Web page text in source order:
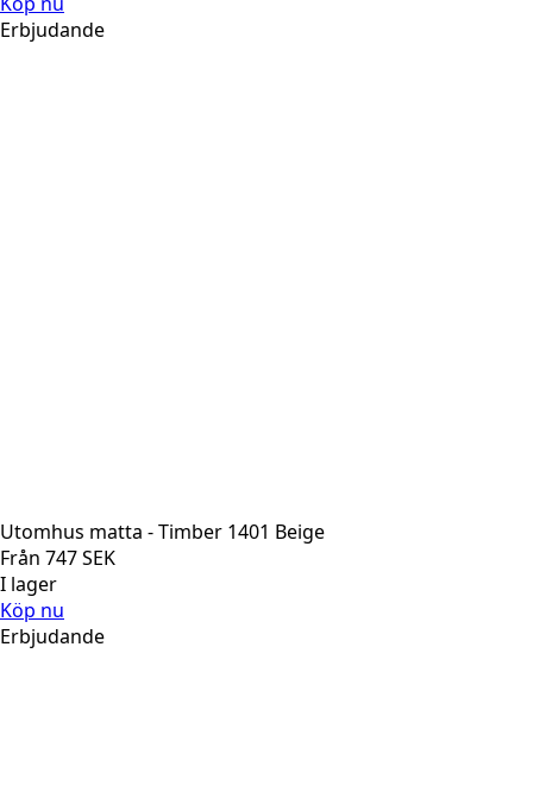
Erbjudande
Utomhus matta - Timber 1401 Beige
Från 747SEK
I lager
Köp nu
Erbjudande